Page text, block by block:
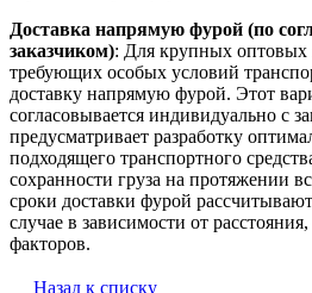
Доставка напрямую фурой (по
заказчиком): Для крупных оптовых
требующих особых условий
доставку напрямую фурой. Этот
согласовывается индивидуально с
предусматривает разработку
подходящего транспортного
сохранности груза на протяжении
сроки доставки фурой
случае в зависимости от
факторов.
Назад к списку